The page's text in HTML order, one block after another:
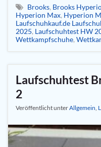
Brooks, Brooks
Hyperion Max, Hyperion
Laufschuhkauf.de
2025, Laufschuhtest HW
Wettkampfschuhe,
Laufschuhtest
2
Veröffentlicht unterAllgemein